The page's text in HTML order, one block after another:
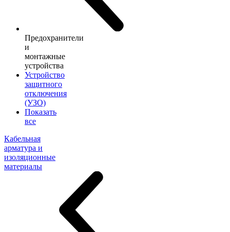
Предохранители
и
монтажные
устройства
Устройство
защитного
отключения
(УЗО)
Показать
все
Кабельная
арматура и
изоляционные
материалы